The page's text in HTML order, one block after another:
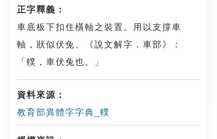
正字釋義：
車底板下扣住橫軸之裝置。用以支撐車
軸，狀似伏兔。《說文解字．車部》：
「轐，車伏兔也。」
資料來源：
教育部異體字字典_轐